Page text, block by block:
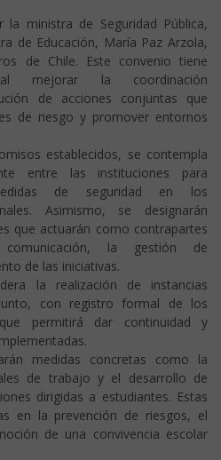
ministra de Seguridad Pública,
de Educación, María Paz Arzola,
de Chile. Este convenio tiene
mejorar la coordinación
de acciones conjuntas que
de riesgo y promover entornos
establecidos, se contempla
entre las instituciones para
de seguridad en los
Asimismo, se designarán
que actuarán como contrapartes
la gestión de
de las iniciativas.
la realización de instancias
con registro formal de los
permitirá dar continuidad y
medidas concretas como la
de trabajo y el desarrollo de
dirigidas a estudiantes. Estas
en la prevención de riesgos, el
de una convivencia escolar